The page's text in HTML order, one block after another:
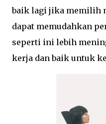
baik lagi jika memilih
dapat memudahkan
seperti ini lebih
kerja dan baik untuk